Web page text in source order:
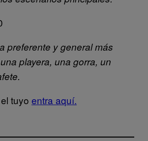
preferente y general más
playera, una gorra, un
tuyo entra aquí.